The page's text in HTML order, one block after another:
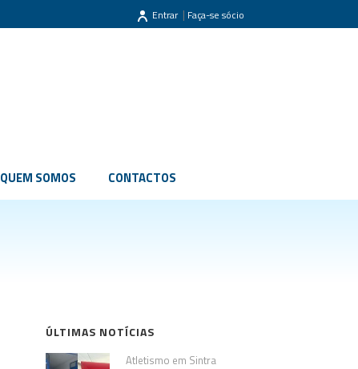
Entrar | Faça-se sócio
QUEM SOMOS CONTACTOS
ÚLTIMAS NOTÍCIAS
Atletismo em Sintra